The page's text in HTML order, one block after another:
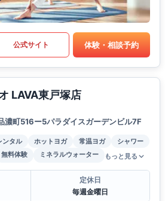
公式サイト 体験・相談予約
LAVA東戸塚店
濃町516ー5パラダイスガーデンビル7F
ンタル ホットヨガ 常温ヨガ
シャワー
無料体験 ミネラルウォーター もっと見る
定休日
毎週金曜日